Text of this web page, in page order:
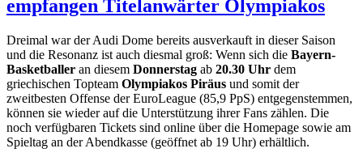
empfangen Titelanwärter Olympiakos
Dreimal war der Audi Dome bereits ausverkauft in dieser Saison
und die Resonanz ist auch diesmal groß: Wenn sich die Bayern-
Basketballer an diesem Donnerstag ab 20.30 Uhr dem
griechischen Topteam Olympiakos Piräus und somit der
zweitbesten Offense der EuroLeague (85,9 PpS) entgegenstemmen,
können sie wieder auf die Unterstützung ihrer Fans zählen. Die
noch verfügbaren Tickets sind online über die Homepage sowie am
Spieltag an der Abendkasse (geöffnet ab 19 Uhr) erhältlich.